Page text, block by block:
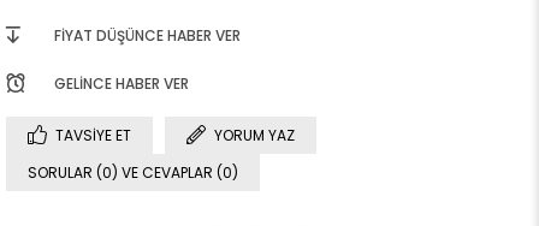
FIYAT DÜŞÜNCE HABER VER
GELINCE HABER VER
TAVSIYE ET
YORUM YAZ
SORULAR (0) VE CEVAPLAR (0)